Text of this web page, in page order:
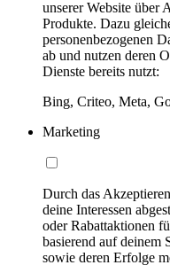
unserer Website über
Produkte. Dazu
personenbezogenen
ab und nutzen deren
Dienste bereits nutzt:
Bing, Criteo, Meta,
Marketing
Durch das
deine Interessen
oder Rabattaktionen
basierend auf deinem
sowie deren Erfolge